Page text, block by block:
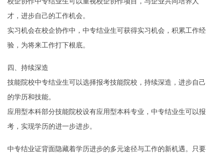
才，进步自己的工作机会。
实习机会在校企协作中，中专结业生可获得实习机会，积累工作经
验，为将来工作打下根底。
四、持续深造
技能院校中专结业生可以选择报考技能院校，持续深造，进步自己
的学历和技能。
应用型本科部分技能院校设有应用型本科专业，中专结业生可以报
考，实现学历的进一步进步。
中专结业证背面隐藏着学历进步的多元途径与工作的新机遇。只要